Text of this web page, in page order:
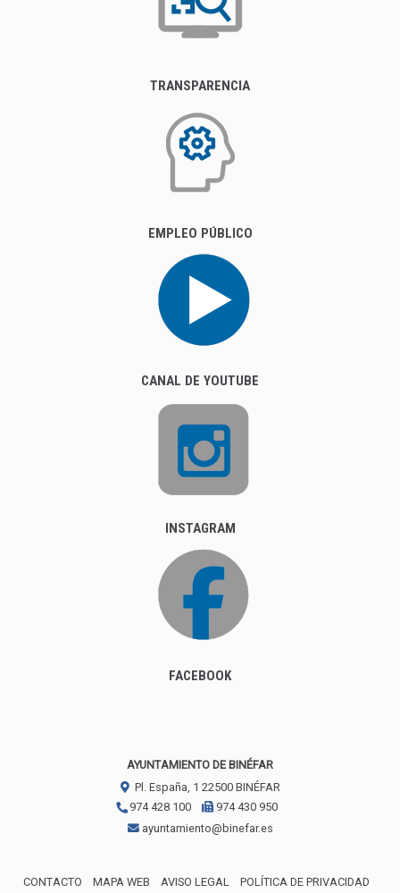
TRANSPARENCIA
EMPLEO PÚBLICO
CANAL DE YOUTUBE
INSTAGRAM
FACEBOOK
AYUNTAMIENTO DE BINÉFAR
Pl. España, 1 22500 BINÉFAR
974 428 100
974 430 950
ayuntamiento@binefar.es
CONTACTO MAPA WEB AVISO LEGAL POLÍTICA DE PRIVACIDAD